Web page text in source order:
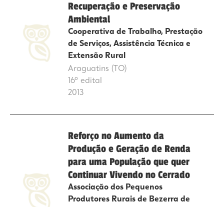
Recuperação e Preservação
Ambiental
Cooperativa de Trabalho, Prestação
de Serviços, Assistência Técnica e
Extensão Rural
Araguatins (TO)
16º edital
2013
Reforço no Aumento da
Produção e Geração de Renda
para uma População que quer
Continuar Vivendo no Cerrado
Associação dos Pequenos
Produtores Rurais de Bezerra de